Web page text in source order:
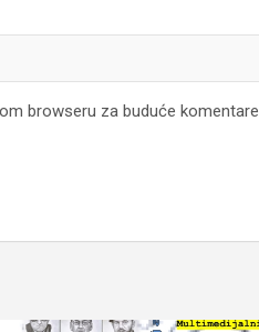
browseru za buduće komentare.